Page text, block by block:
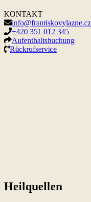
KONTAKT
info@frantiskovylazne.cz
+420 351 012 345
Aufenthaltsbuchung
Rückrufservice
Heilquellen